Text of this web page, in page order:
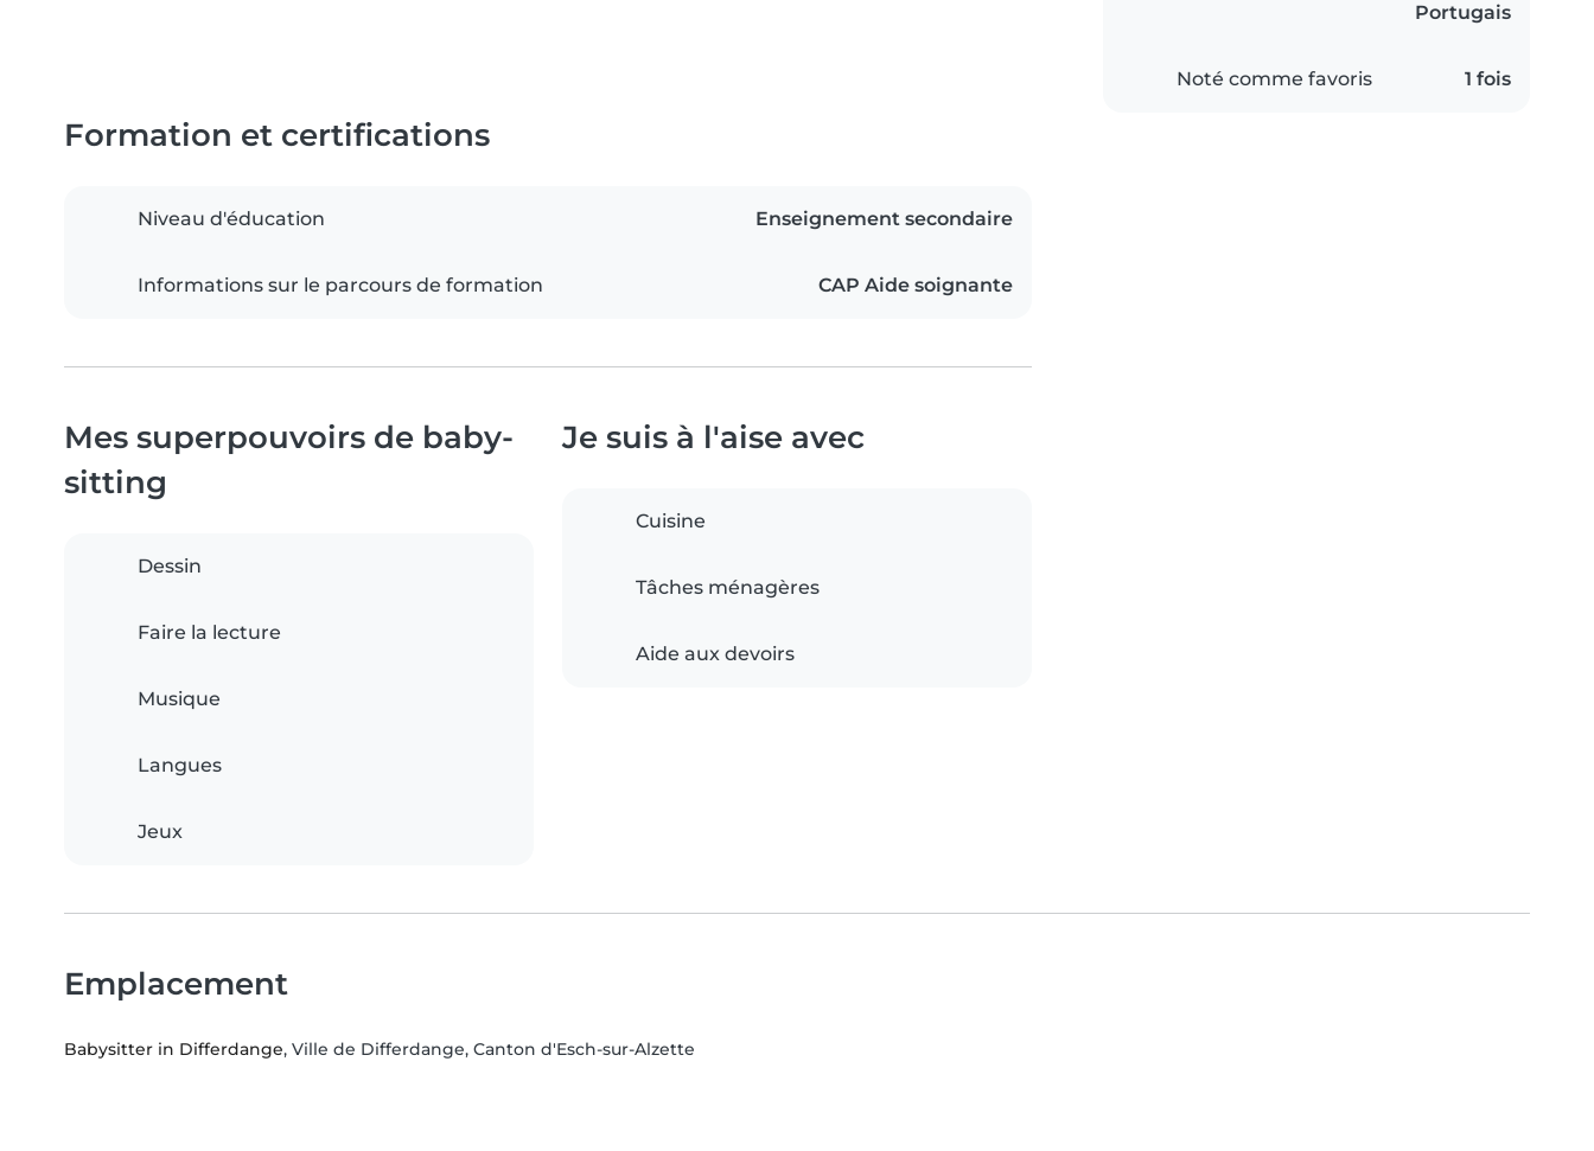
Portugais
Noté comme favoris 1 fois
Formation et certifications
Niveau d'éducation Enseignement secondaire
Informations sur le parcours de formation CAP Aide soignante
Mes superpouvoirs de baby-
sitting
Dessin
Faire la lecture
Musique
Langues
Jeux
Je suis à l'aise avec
Cuisine
Tâches ménagères
Aide aux devoirs
Emplacement
Babysitter in Differdange, Ville de Differdange, Canton d'Esch-sur-Alzette